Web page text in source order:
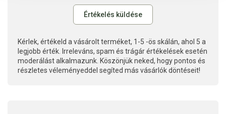
Kérlek, értékeld a vásárolt terméket, 1-5 -ös skálán, ahol 5 a
legjobb érték. Irreleváns, spam és trágár értékelések esetén
moderálást alkalmazunk. Köszönjük neked, hogy pontos és
részletes véleményeddel segíted más vásárlók döntéseit!